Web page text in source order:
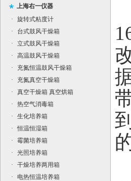
上海右一仪器
·
旋转式粘度计
·
台式鼓风干燥箱
·
立式鼓风干燥箱
·
高温鼓风干燥箱
·
充氮恒温鼓风干燥箱
·
充氮真空干燥箱
·
真空干燥箱 真空烘箱
·
热空气消毒箱
·
生化培养箱
·
恒温恒湿箱
·
霉菌培养箱
·
光照培养箱
·
干燥培养两用箱
·
电热恒温培养箱